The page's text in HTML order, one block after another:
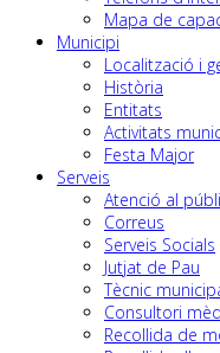
Mapa de
Municipi
Localització i
Història
Entitats
Activitats
Festa Major
Serveis
Atenció al
Correus
Serveis Socials
Jutjat de Pau
Tècnic
Consultori
Recollida de